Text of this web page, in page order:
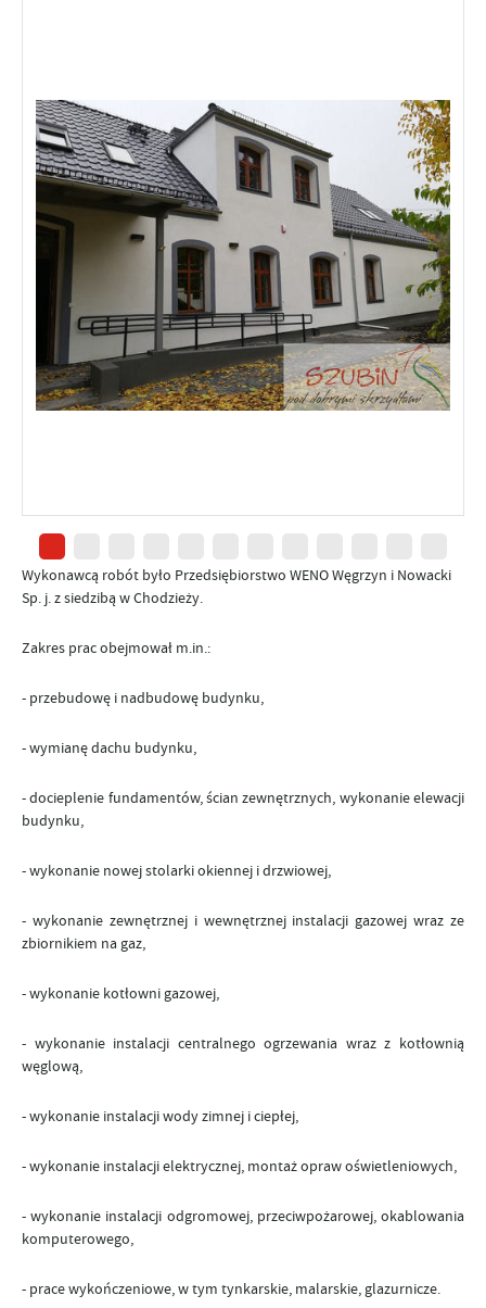
Wykonawcą robót było Przedsiębiorstwo WENO Węgrzyn i Nowacki
Sp. j. z siedzibą w Chodzieży.
Zakres prac obejmował m.in.:
- przebudowę i nadbudowę budynku,
- wymianę dachu budynku,
- docieplenie fundamentów, ścian zewnętrznych, wykonanie elewacji
budynku,
- wykonanie nowej stolarki okiennej i drzwiowej,
- wykonanie zewnętrznej i wewnętrznej instalacji gazowej wraz ze
zbiornikiem na gaz,
- wykonanie kotłowni gazowej,
- wykonanie instalacji centralnego ogrzewania wraz z kotłownią
węglową,
- wykonanie instalacji wody zimnej i ciepłej,
- wykonanie instalacji elektrycznej, montaż opraw oświetleniowych,
- wykonanie instalacji odgromowej, przeciwpożarowej, okablowania
komputerowego,
- prace wykończeniowe, w tym tynkarskie, malarskie, glazurnicze.